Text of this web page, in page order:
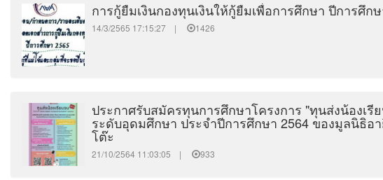
การกู้ยืมเงินกองทุนเงินให้กู้ยืมเพื่อการศึกษา ปีการศึก
14/3/2565 17:15:27 | 1426
ประกาศรับสมัครทุนการศึกษาโครงการ "ทุนส่งน้องเรี
ระดับอุดมศึกษา ประจำปีการศึกษา 2564 ของมูลนิธิอ
โต๊ะ
21/10/2564 11:03:05 | 933